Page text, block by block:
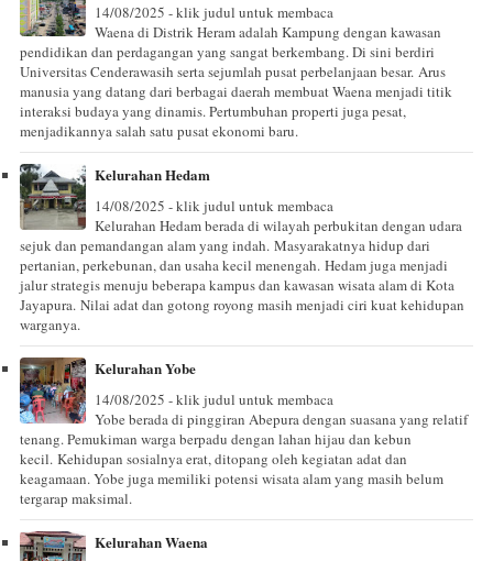
14/08/2025 - klik judul untuk membaca
Waena di Distrik Heram adalah Kampung dengan kawasan
pendidikan dan perdagangan yang sangat berkembang. Di sini berdiri
Universitas Cenderawasih serta sejumlah pusat perbelanjaan besar. Arus
manusia yang datang dari berbagai daerah membuat Waena menjadi titik
interaksi budaya yang dinamis. Pertumbuhan properti juga pesat,
menjadikannya salah satu pusat ekonomi baru.
Kelurahan Hedam
14/08/2025 - klik judul untuk membaca
Kelurahan Hedam berada di wilayah perbukitan dengan udara
sejuk dan pemandangan alam yang indah. Masyarakatnya hidup dari
pertanian, perkebunan, dan usaha kecil menengah. Hedam juga menjadi
jalur strategis menuju beberapa kampus dan kawasan wisata alam di Kota
Jayapura. Nilai adat dan gotong royong masih menjadi ciri kuat kehidupan
warganya.
Kelurahan Yobe
14/08/2025 - klik judul untuk membaca
Yobe berada di pinggiran Abepura dengan suasana yang relatif
tenang. Pemukiman warga berpadu dengan lahan hijau dan kebun
kecil. Kehidupan sosialnya erat, ditopang oleh kegiatan adat dan
keagamaan. Yobe juga memiliki potensi wisata alam yang masih belum
tergarap maksimal.
Kelurahan Waena